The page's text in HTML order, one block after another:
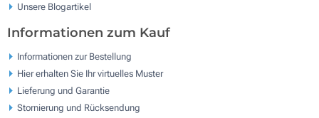
Unsere Blogartikel
Informationen zum Kauf
Informationen zur Bestellung
Hier erhalten Sie Ihr virtuelles Muster
Lieferung und Garantie
Stornierung und Rücksendung